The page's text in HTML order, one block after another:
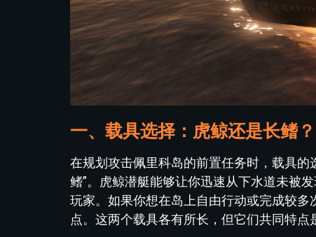
一、载具选择：虎鲸还是长鳍？
在规划攻击佩里科岛的前置任务时，载具的
鳍”。虎鲸潜艇能够让你迅速从下水道未被
玩家。如果你想在岛上自由行动或完成较多
点。这两个载具各有所长，但它们共同特点